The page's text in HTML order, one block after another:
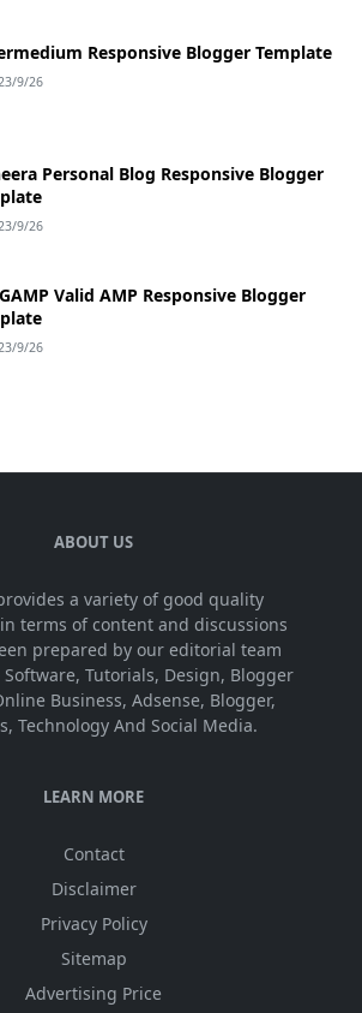
Responsive Blogger Template
9/26
Personal Blog Responsive Blogger
9/26
Valid AMP Responsive Blogger
9/26
ABOUT US
a variety of good quality
terms of content and discussions
prepared by our editorial team
Software, Tutorials, Design, Blogger
Business, Adsense, Blogger,
Technology And Social Media.
LEARN MORE
Contact
Disclaimer
Privacy Policy
Sitemap
Advertising Price